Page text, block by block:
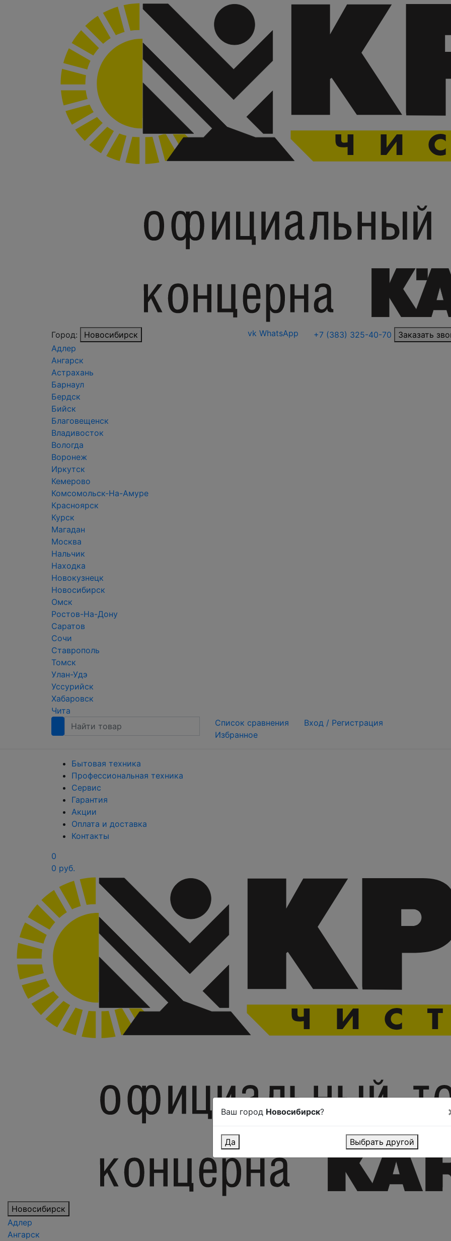
Город:
Новосибирск
Адлер
Ангарск
Астрахань
Барнаул
Бердск
Бийск
Благовещенск
Владивосток
Вологда
Воронеж
Иркутск
Кемерово
Комсомольск-На-Амуре
Красноярск
Курск
Магадан
Москва
Нальчик
Находка
Новокузнецк
Новосибирск
Омск
Ростов-На-Дону
Саратов
Сочи
Ставрополь
Томск
Улан-Удэ
Уссурийск
Хабаровск
Чита
vk WhatsApp +7 (383) 325-40-70 Заказать
Список сравнения
Избранное
Вход / Регистрация
Бытовая техника
Профессиональная техника
Сервис
Гарантия
Акции
Оплата и доставка
Контакты
0
0 руб.
Новосибирск
Адлер
Ангарск
Ваш город Новосибирск?
Да Выбрать другой